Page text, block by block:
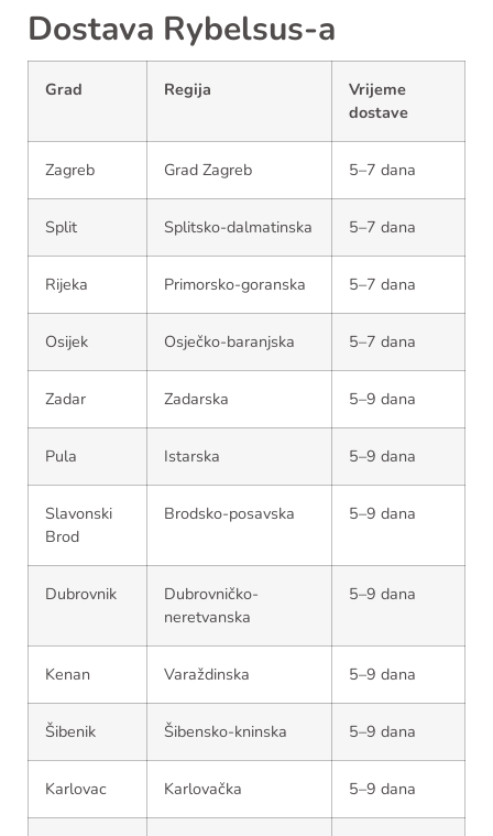
Dostava Rybelsus-a
Grad Regija
Vrijeme
dostave
Zagreb Grad Zagreb 5–7 dana
Split Splitsko-dalmatinska 5–7 dana
Rijeka Primorsko-goranska 5–7 dana
Osijek Osječko-baranjska 5–7 dana
Zadar Zadarska 5–9 dana
Pula Istarska 5–9 dana
Slavonski
Brod
Brodsko-posavska 5–9 dana
Dubrovnik
Dubrovničko-
neretvanska
5–9 dana
Kenan Varaždinska 5–9 dana
Šibenik Šibensko-kninska 5–9 dana
Karlovac Karlovačka 5–9 dana